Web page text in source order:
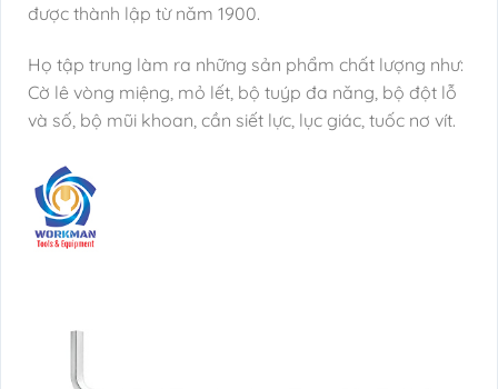
được thành lập từ năm 1900.
Họ tập trung làm ra những sản phẩm chất lượng như:
Cờ lê vòng miệng, mỏ lết, bộ tuýp đa năng, bộ đột lỗ
và số, bộ mũi khoan, cần siết lực, lục giác, tuốc nơ vít.